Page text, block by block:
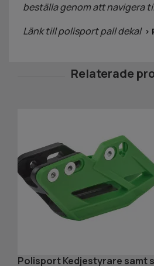
beställa genom att navigera
Länk till polisport pall dekal >
Polisport Kedjestyrare samt